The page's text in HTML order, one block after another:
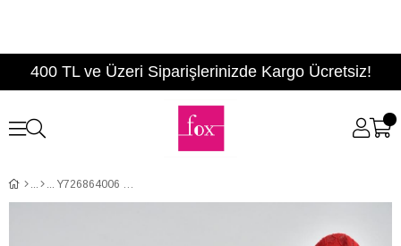
400 TL ve Üzeri Siparişlerinizde Kargo Ücretsiz!
Y726864006 Kırmızı Dantelli Kadın Babet